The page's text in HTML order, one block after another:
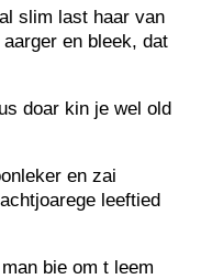
slim last haar van
en bleek, dat
doar kin je wel old
en zai
leeftied
bie om t leem